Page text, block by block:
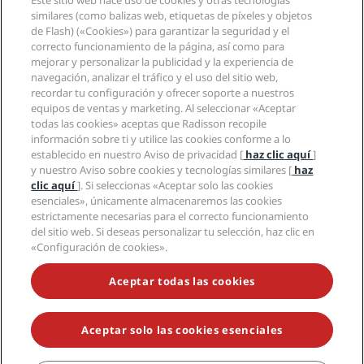
Nuevos hoteles y próximas aperturas
Aplicación de Radisson Hotels
Hoteles Sports Approved
Hoteles ideales para familias
Salud y seguridad
Radisson Hotel Group
Medios
Empleos en RHG
Empleos en PPHE
Empleos en EHL
The Club by RHG
Oportunidades de desarrollo
Responsabilidad social corporativa
Compras
Información legal
Centro de privacidad
Aviso legal
Términos y condiciones de Radisson Rewards
Acuerdo de uso del sitio
Accesibilidad digital
Declaración sobre la esclavitud moderna
Ayuda
Avisos al consumidor
Contacto
Preguntas frecuentes
Mapa del sitio
Redes sociales
Marcas de Radisson Hotels
NO TE PIERDAS NUESTRAS OFERTAS MÁS POPULARES
© 2026 Radisson Hotel Group.Todos los derechos reservados. RHG
Radisson Hotel Group, Radisson, Radisson RED, Radisson Blu, Radisson
Collection, Radisson Individuals, Park Plaza, Park Inn, Country Inn &
similares (como balizas web, etiquetas de píxeles y objetos
de Flash) («Cookies») para garantizar la seguridad y el
correcto funcionamiento de la página, así como para
mejorar y personalizar la publicidad y la experiencia de
navegación, analizar el tráfico y el uso del sitio web,
recordar tu configuración y ofrecer soporte a nuestros
equipos de ventas y marketing. Al seleccionar «Aceptar
todas las cookies» aceptas que Radisson recopile
información sobre ti y utilice las cookies conforme a lo
establecido en nuestro Aviso de privacidad [ haz clic aquí]
y nuestro Aviso sobre cookies y tecnologías similares [ haz
clic aquí]. Si seleccionas «Aceptar solo las cookies
esenciales», únicamente almacenaremos las cookies
estrictamente necesarias para el correcto funcionamiento
del sitio web. Si deseas personalizar tu selección, haz clic en
«Configuración de cookies».
Aceptar todas las cookies
Aceptar solo las cookies esenciales